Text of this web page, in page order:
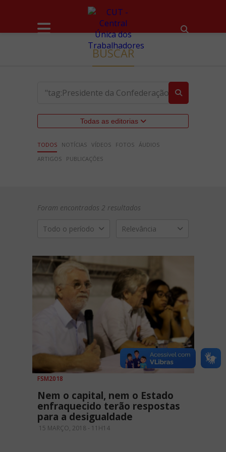
BUSCAR
Todas as editorias
TODOS NOTÍCIAS VÍDEOS FOTOS ÁUDIOS
ARTIGOS
PUBLICAÇÕES
Foram encontrados 2 resultados
Todo o período Relevância
FSM2018
Nem o capital, nem o Estado
enfraquecido terão respostas
para a desigualdade
15 MARÇO, 2018 - 11H14